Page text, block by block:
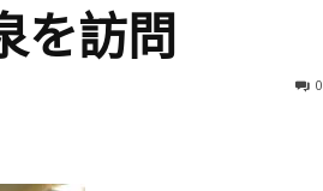
を訪問
0